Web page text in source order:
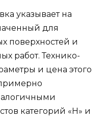
указывает на
для
поверхностей и
работ. Технико-
и цена этого
категорий «Н» и